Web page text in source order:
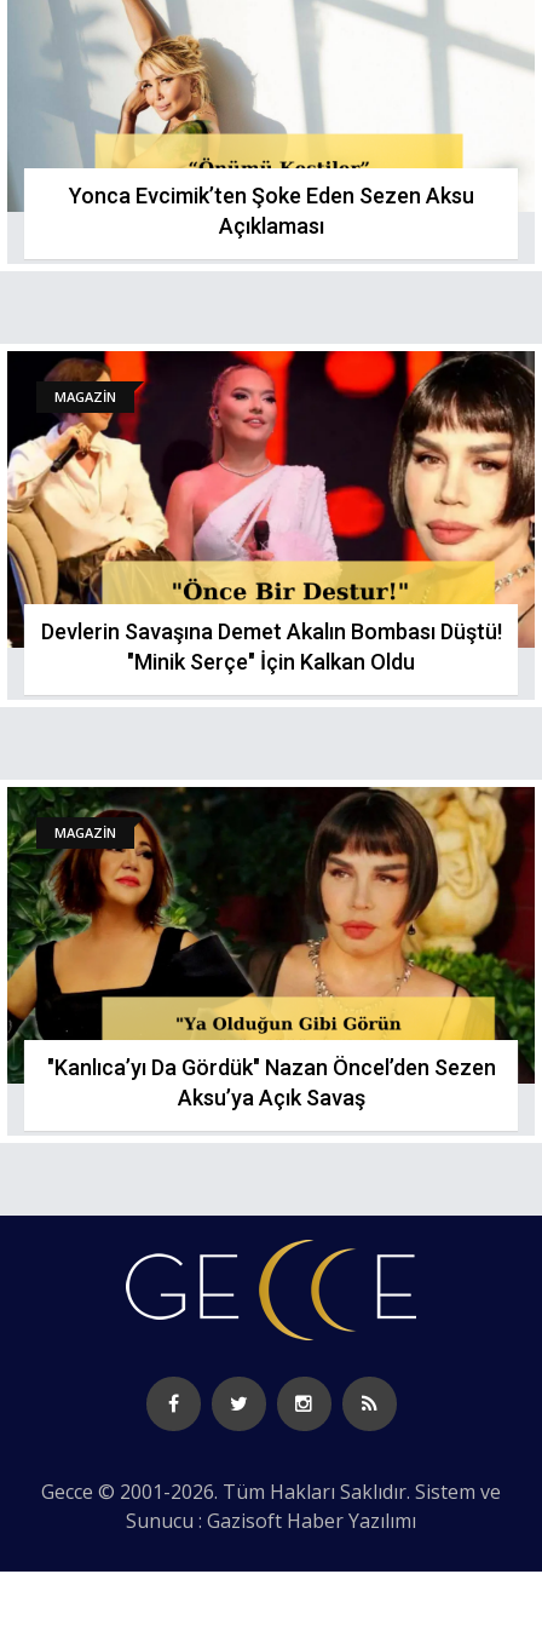
Yonca Evcimik’ten Şoke Eden Sezen Aksu
Açıklaması
MAGAZİN
Devlerin Savaşına Demet Akalın Bombası Düştü!
"Minik Serçe" İçin Kalkan Oldu
MAGAZİN
"Kanlıca’yı Da Gördük" Nazan Öncel’den Sezen
Aksu’ya Açık Savaş
Gecce © 2001-2026. Tüm Hakları Saklıdır. Sistem ve
Sunucu : Gazisoft Haber Yazılımı